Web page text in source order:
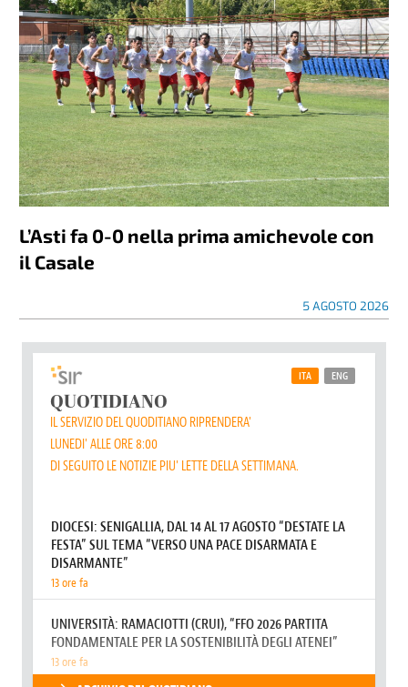
L’Asti fa 0-0 nella prima amichevole con
il Casale
5 AGOSTO 2026